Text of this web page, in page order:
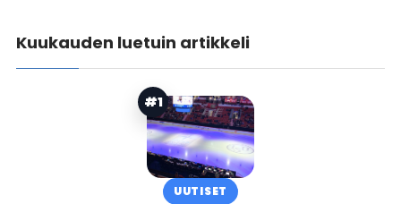
Kuukauden luetuin artikkeli
#1
UUTISET